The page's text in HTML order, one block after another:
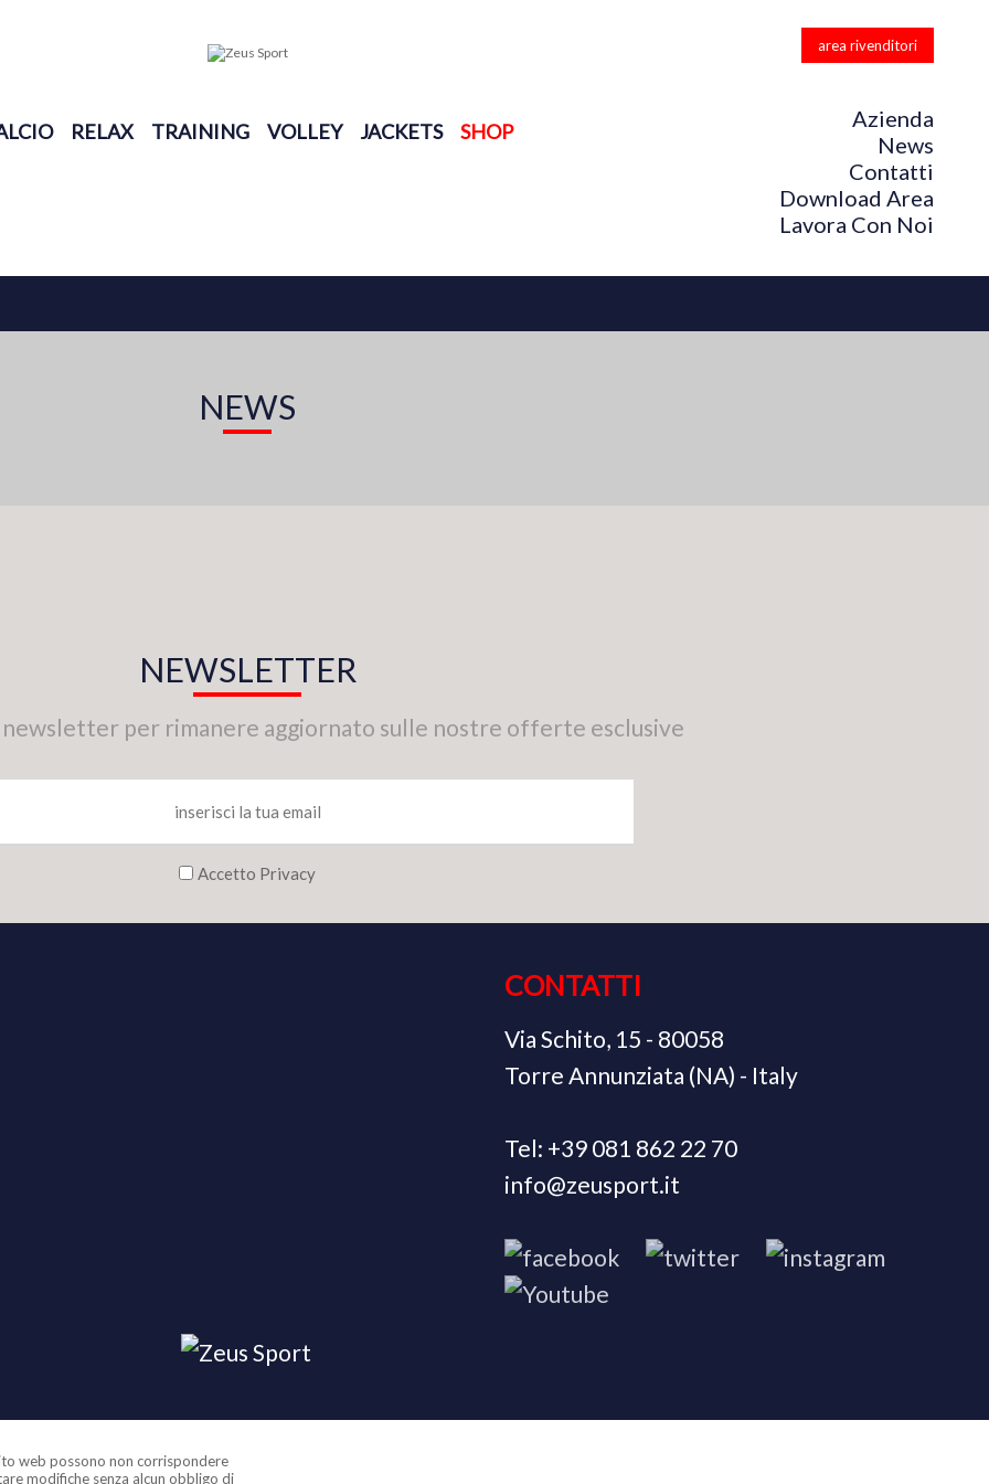
RELAX TRAINING VOLLEY JACKETS SHOP
area rivenditori
Azienda
News
Contatti
Download Area
Lavora Con Noi
NEWS
NEWSLETTER
per rimanere aggiornato sulle nostre offerte esclusive
Accetto Privacy
CONTATTI
Via Schito, 15 - 80058
Torre Annunziata (NA) - Italy
Tel: +39 081 862 22 70
info@zeusport.it
web possono non corrispondere
modifiche senza alcun obbligo di